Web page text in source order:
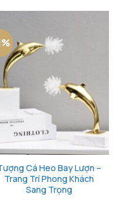
Cá Heo Bay Lượn –
Trang Trí Phong Khách
Sang Trọng